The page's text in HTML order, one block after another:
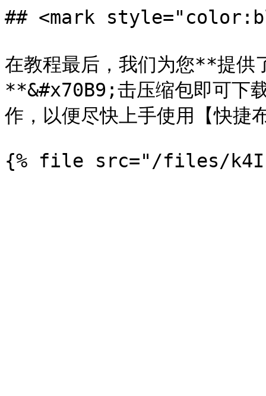
## <mark
在教程最后，我们为您**提供
**&#x70B9;击压缩包即可下
作，以便尽快上手使用【快捷